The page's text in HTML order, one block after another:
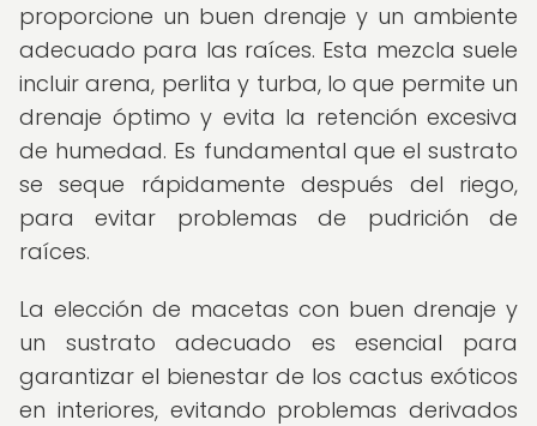
proporcione un buen drenaje y un ambiente
adecuado para las raíces. Esta mezcla suele
incluir arena, perlita y turba, lo que permite un
drenaje óptimo y evita la retención excesiva
de humedad. Es fundamental que el sustrato
se seque rápidamente después del riego,
para evitar problemas de pudrición de
raíces.
La elección de macetas con buen drenaje y
un sustrato adecuado es esencial para
garantizar el bienestar de los cactus exóticos
en interiores, evitando problemas derivados